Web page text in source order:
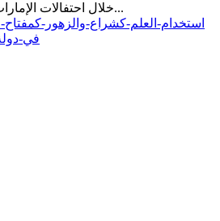
خلال احتفالات الإمارات العربية المتحدة بالخريف...